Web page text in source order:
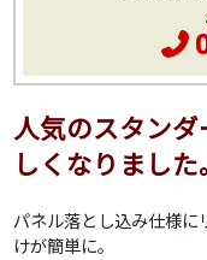
人気のスタン
しくなりました。
パネル落とし込み仕様に
けが簡単に。